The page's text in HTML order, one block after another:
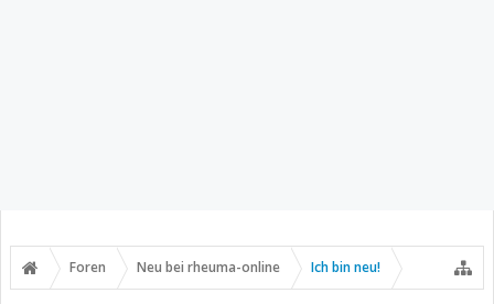
Foren Neu bei rheuma-online Ich bin neu!